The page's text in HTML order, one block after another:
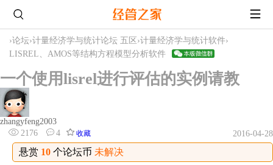
›论坛›计量经济学与统计论坛 五区 ›计量经济学与统计软件›
LISREL、AMOS等结构方程模型分析软件
一个使用lisrel进行评估的实例请教
zhangyfeng2003
2176
4 收藏 2016-04-28
悬赏 10 个论坛币 未解决